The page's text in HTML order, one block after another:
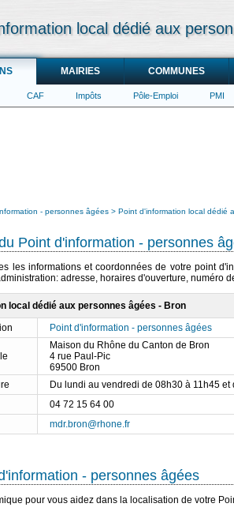
local dédié aux
MAIRIES COMMUNES
CAF Impôts Pôle-Emploi PMI
- personnes âgées Point d'information local dédié
Point d'information - personnes
les informations et coordonnées de votre point
adresse, horaires d'ouverture, numéro
local dédié aux personnes âgées - Bron
Point d'information - personnes âgées
Maison du Rhône du Canton de Bron
4 rue Paul-Pic
69500 Bron
Du lundi au vendredi de 08h30 à 11h45
04 72 15 64 00
mdr.bron@rhone.fr
- personnes âgées
pour vous aidez dans la localisation de votre